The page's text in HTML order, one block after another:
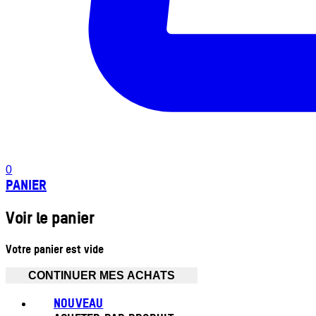
0
PANIER
Voir le panier
Votre panier est vide
CONTINUER MES ACHATS
NOUVEAU